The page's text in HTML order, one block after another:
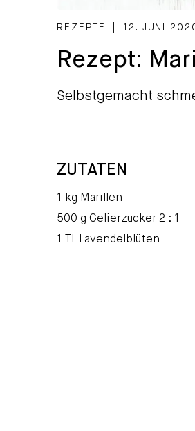
CATEGORIZED AS
REZEPTE 12. JUNI
Rezept:
Selbstgemacht
ZUTATEN
1 kg Marillen
500 g Gelierzucker 2 : 1
1 TL Lavendelblüten